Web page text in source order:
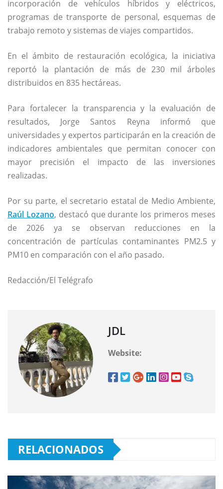
incorporación de vehículos híbridos y eléctricos,
programas de transporte de personal, esquemas de
trabajo remoto y sistemas de viajes compartidos.
En el ámbito de restauración ecológica, la iniciativa
reportó la plantación de más de 230 mil árboles
distribuidos en 835 hectáreas.
Para fortalecer la transparencia y la evaluación de
resultados, Jorge Santos Reyna informó que
universidades y expertos participarán en la creación de
indicadores ambientales que permitan conocer con
mayor precisión el impacto de las inversiones
realizadas.
Por su parte, el secretario estatal de Medio Ambiente,
Raúl Lozano, destacó que durante los primeros meses
de 2026 ya se observan reducciones en la
concentración de partículas contaminantes PM2.5 y
PM10 en comparación con el año pasado.
Redacción/El Telégrafo
JDL
Website:
RELACIONADOS